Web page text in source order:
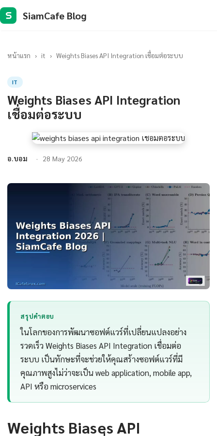
S SiamCafe Blog
หน้าแรก › it › Weights Biases API Integration เชื่อมต่อระบบ
IT
Weights Biases API Integration
เชื่อมต่อระบบ
อ.บอม 28 May 2026
สรุปคำตอบ
ในโลกของการพัฒนาซอฟต์แวร์ที่เปลี่ยนแปลงอย่าง
รวดเร็ว Weights Biases API Integration เชื่อมต่อ
ระบบ เป็นทักษะที่จะช่วยให้คุณสร้างซอฟต์แวร์ที่มี
คุณภาพสูงไม่ว่าจะเป็น web application, mobile app,
API หรือ microservices
Weights Biases API